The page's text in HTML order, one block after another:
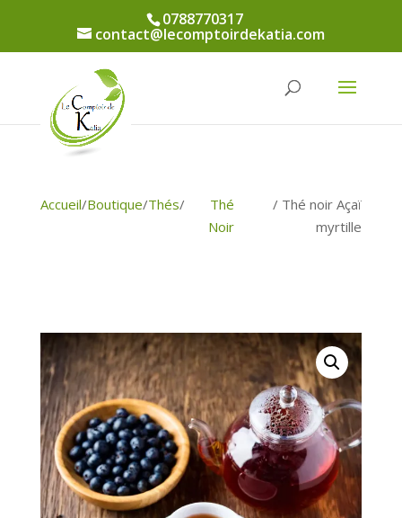
0788770317
contact@lecomptoirdekatia.com
Accueil/Boutique/Thés/
Thé
Noir
/ Thé noir Açaï
myrtille